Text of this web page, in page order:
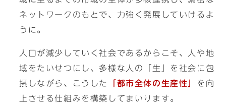
ネットワークのもとで、力強く発展していけるよ
うに。
人口が減少していく社会であるからこそ、人や地
域をたいせつにし、多様な人の「生」を社会に包
摂しながら、こうした
「都市全体の生産性」
を向
上させる仕組みを構築してまいります。